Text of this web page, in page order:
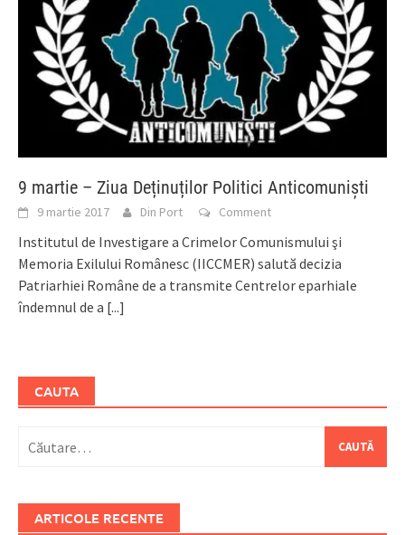
9 martie – Ziua Deținuților Politici Anticomuniști
9 martie 2017 Din Port Comment
Institutul de Investigare a Crimelor Comunismului şi
Memoria Exilului Românesc (IICCMER) salută decizia
Patriarhiei Române de a transmite Centrelor eparhiale
îndemnul de a [...]
CAUTA
după:
ARTICOLE RECENTE